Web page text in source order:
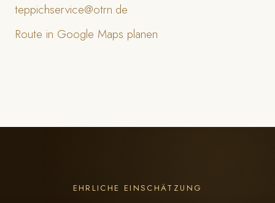
teppichservice@otrn.de
Route in Google Maps planen
EHRLICHE EINSCHÄTZUNG